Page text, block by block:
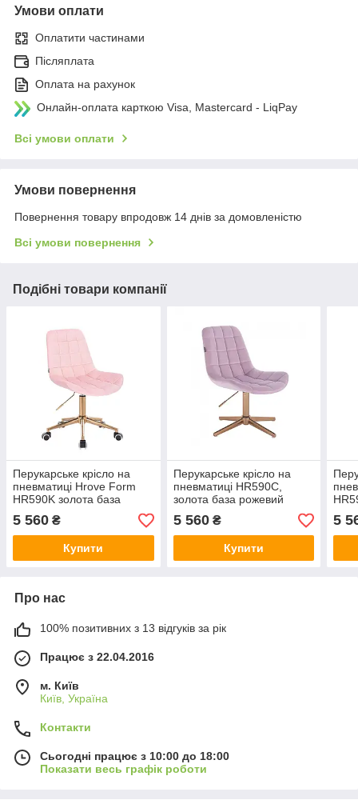
Умови оплати
Оплатити частинами
Післяплата
Оплата на рахунок
Онлайн-оплата карткою Visa, Mastercard - LiqPay
Всі умови оплати
Умови повернення
Повернення товару впродовж 14 днів за домовленістю
Всі умови повернення
Подібні товари компанії
Перукарське крісло на
пневматиці Hrove Form
HR590K золота база
велюр рожевий
5 560 ₴
Купити
Перукарське крісло на
пневматиці HR590C,
золота база рожевий
5 560₴
Купити
5
Про нас
100% позитивних з 13 відгуків за рік
Працює з 22.04.2016
м. Київ
Київ, Україна
Контакти
Сьогодні працює з 10:00 до 18:00
Показати весь графік роботи